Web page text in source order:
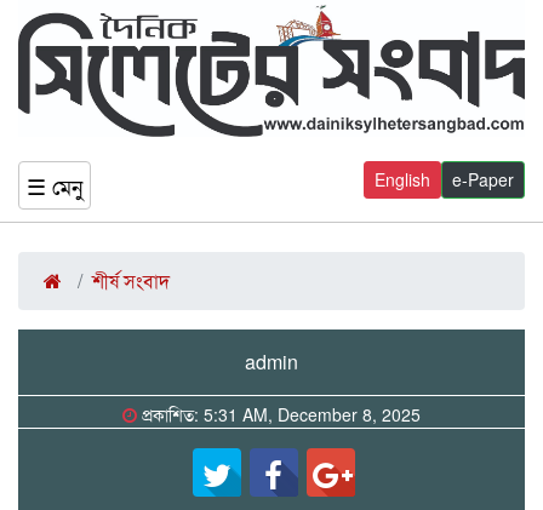
☰ মেনু e-Paper
English
শীর্ষ সংবাদ
admin
প্রকাশিত: 5:31 AM, December 8, 2025